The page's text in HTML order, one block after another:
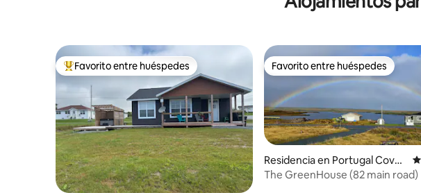
De los mejores en Favorito entre huéspedes
Favorito entre huéspedes Favorito entre huéspedes
Favorito entre huéspedes
Residencia en Portugal Cove
South
The GreenHouse (82 main road)